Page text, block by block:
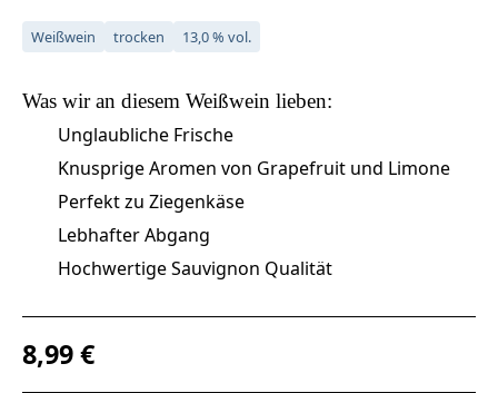
Weißwein trocken 13,0 % vol.
Was wir an diesem Weißwein lieben:
Unglaubliche Frische
Knusprige Aromen von Grapefruit und Limone
Perfekt zu Ziegenkäse
Lebhafter Abgang
Hochwertige Sauvignon Qualität
Regulärer Preis:
8,99 €